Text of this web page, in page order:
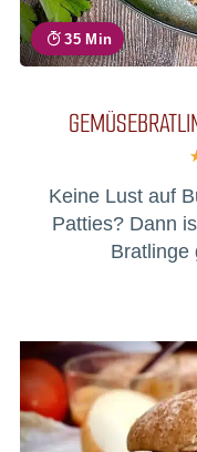
35 Min
Keine Lust auf
Patties? Dann
Bratlinge